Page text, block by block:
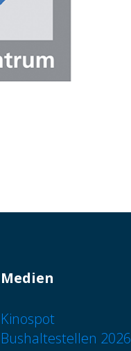
Medien
Kinospot
Bushaltestellen 2026